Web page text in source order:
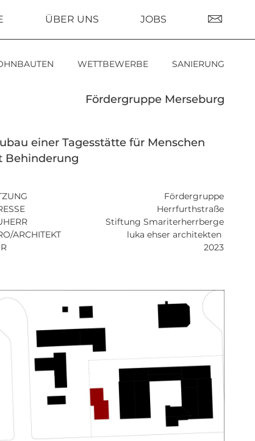
ÜBER UNS JOBS
WETTBEWERBE SANIERUNG
Fördergruppe Merseburg
einer Tagesstätte für Menschen
Behinderung
Fördergruppe
Herrfurthstraße
Stiftung Smariterherrberge
ARCHITEKT
luka ehser architekten
2023